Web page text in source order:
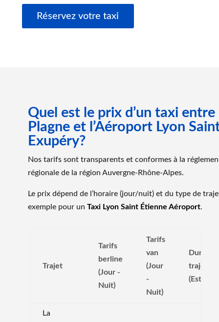
Réservez votre taxi
Quel est le prix d’un taxi entre
Plagne et l’Aéroport Lyon
Exupéry?
Nos tarifs sont transparents et conformes à la
régionale de la région Auvergne-Rhône-Alpes.
Le prix dépend de l’horaire (jour/nuit) et du type de
exemple pour un Taxi Lyon Saint Étienne Aéroport.
Trajet
Tarifs
berline
(Jour -
Nuit)
Tarifs
van
(Jour
-
Nuit)
Durée
trajet
La